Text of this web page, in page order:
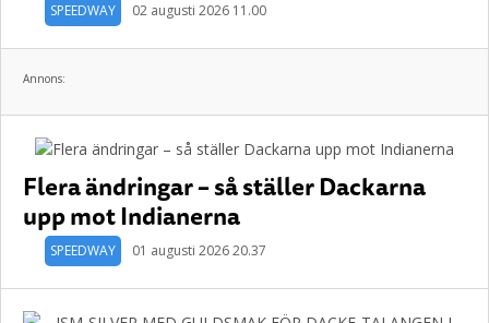
SPEEDWAY 02 augusti 2026 11.00
Annons:
Flera ändringar – så ställer Dackarna
upp mot Indianerna
SPEEDWAY 01 augusti 2026 20.37